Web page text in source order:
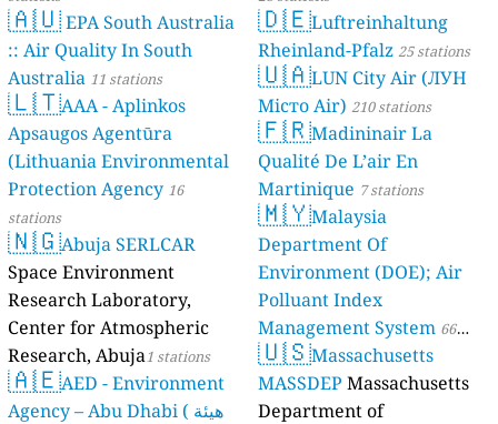
🇦🇺EPA South Australia
:: Air Quality In South
Australia 11 stations
🇱🇹AAA - Aplinkos
Apsaugos Agentūra
(Lithuania Environmental
Protection Agency 16
stations
🇳🇬Abuja SERLCAR
Space Environment
Research Laboratory,
Center for Atmospheric
Research, Abuja1 stations
🇦🇪AED - Environment
Agency – Abu Dhabi ( هيئة
🇩🇪Luftreinhaltung
Rheinland-Pfalz 25 stations
🇺🇦LUN City Air (ЛУН
Місто Air) 210 stations
🇫🇷Madininair La
Qualité De L’air En
Martinique 7 stations
🇲🇾Malaysia
Department Of
Environment (DOE); Air
Polluant Index
Management System 66
stations
🇺🇸Massachusetts
MASSDEP Massachusetts
Department of